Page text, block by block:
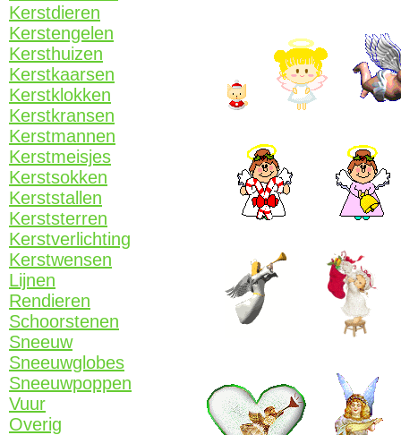
Kerstdieren
Kerstengelen
Kersthuizen
Kerstkaarsen
Kerstklokken
Kerstkransen
Kerstmannen
Kerstmeisjes
Kerstsokken
Kerststallen
Kerststerren
Kerstverlichting
Kerstwensen
Lijnen
Rendieren
Schoorstenen
Sneeuw
Sneeuwglobes
Sneeuwpoppen
Vuur
Overig